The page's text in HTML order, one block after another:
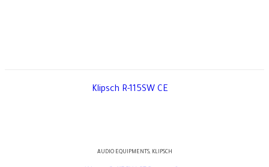
AUDIO EQUIPMENTS, KLIPSCH